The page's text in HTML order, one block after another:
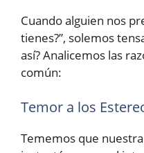
Cuando alguien nos
tienes?”, solemos
así? Analicemos las
común:
Temor a los
Tememos que